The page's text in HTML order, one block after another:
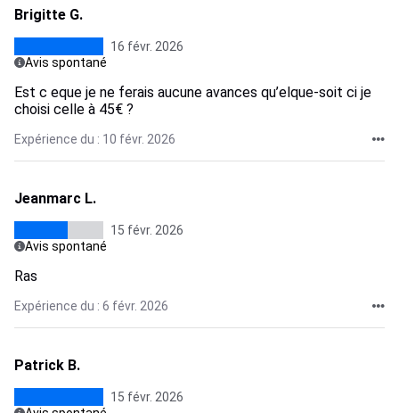
Brigitte G.
16 févr. 2026
Avis spontané
Est c eque je ne ferais aucune avances qu’elque-soit ci je
choisi celle à 45€ ?
Expérience du : 10 févr. 2026
Jeanmarc L.
15 févr. 2026
Avis spontané
Ras
Expérience du : 6 févr. 2026
Patrick B.
15 févr. 2026